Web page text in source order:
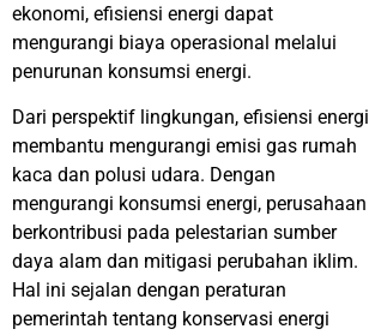
ekonomi, efisiensi energi dapat
mengurangi biaya operasional melalui
penurunan konsumsi energi.
Dari perspektif lingkungan, efisiensi energi
membantu mengurangi emisi gas rumah
kaca dan polusi udara. Dengan
mengurangi konsumsi energi, perusahaan
berkontribusi pada pelestarian sumber
daya alam dan mitigasi perubahan iklim.
Hal ini sejalan dengan peraturan
pemerintah tentang konservasi energi